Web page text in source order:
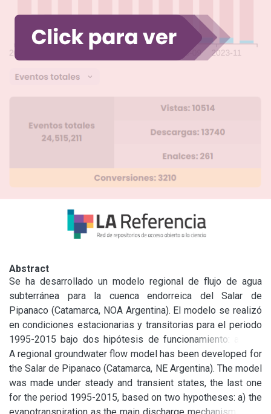
Abstract
Se ha desarrollado un modelo regional de flujo de agua
subterránea para la cuenca endorreica del Salar de
Pipanaco (Catamarca, NOA Argentina). El modelo se realizó
en condiciones estacionarias y transitorias para el periodo
1995-2015 bajo dos hipótesis de funcionamiento: a) con
descarga del sistema por evapotranspiración, y b)
adicionando al anterior una vía preferente de descarga por
fracturas, consistente con el hecho de que se trata de una
cuenca tectónica. En ambos casos se ha zonificado en 14
A regional groundwater flow model has been developed for
the Salar de Pipanaco (Catamarca, NE Argentina). The model
was made under steady and transient states, the last one
for the period 1995-2015, based on two hypotheses: a) the